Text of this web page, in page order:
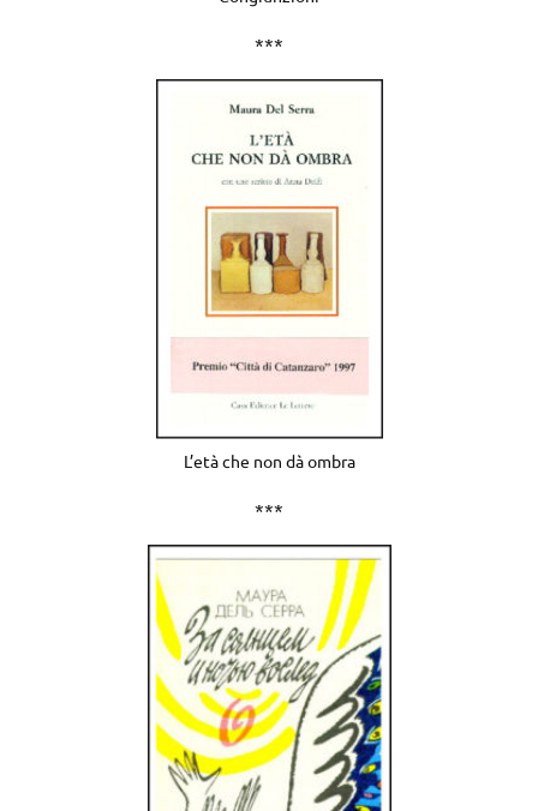
***
L’età che non dà ombra
***